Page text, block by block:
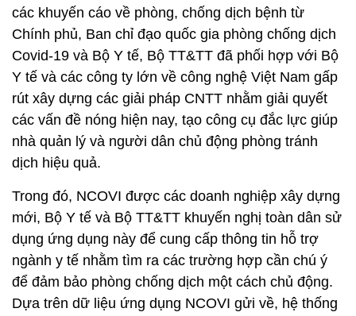
các khuyến cáo về phòng, chống dịch bệnh từ
Chính phủ, Ban chỉ đạo quốc gia phòng chống dịch
Covid-19 và Bộ Y tế, Bộ TT&TT đã phối hợp với Bộ
Y tế và các công ty lớn về công nghệ Việt Nam gấp
rút xây dựng các giải pháp CNTT nhằm giải quyết
các vấn đề nóng hiện nay, tạo công cụ đắc lực giúp
nhà quản lý và người dân chủ động phòng tránh
dịch hiệu quả.
Trong đó, NCOVI được các doanh nghiệp xây dựng
mới, Bộ Y tế và Bộ TT&TT khuyến nghị toàn dân sử
dụng ứng dụng này để cung cấp thông tin hỗ trợ
ngành y tế nhằm tìm ra các trường hợp cần chú ý
để đảm bảo phòng chống dịch một cách chủ động.
Dựa trên dữ liệu ứng dụng NCOVI gửi về, hệ thống